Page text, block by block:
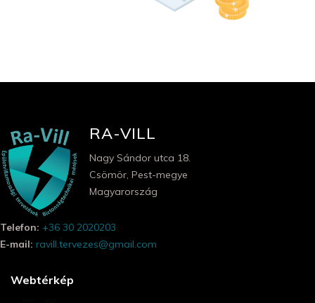
RA-VILL
Nagy Sándor utca 18.
Csömör, Pest-megye
Magyarország
Telefon: +36 30 2020203
E-mail: ravill.tervezes@gmail.com
Webtérkép